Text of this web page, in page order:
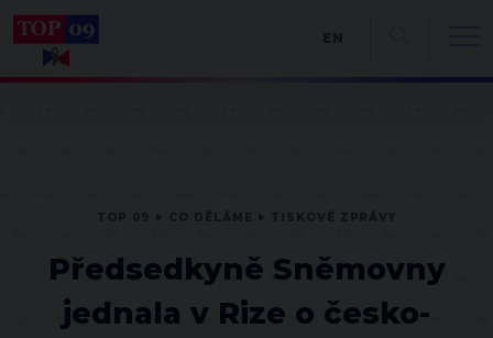
Předsedkyně Sněmovny
jednala v Rize o česko-